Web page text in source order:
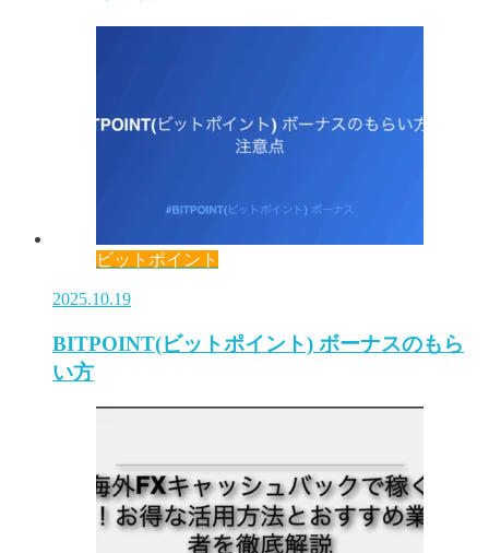
ビットポイント
2025.10.19
BITPOINT(ビットポイント) ボーナスのもら
い方